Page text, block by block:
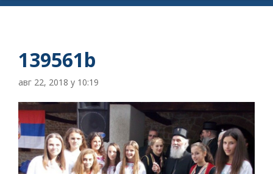
139561b
авг 22, 2018 у 10:19